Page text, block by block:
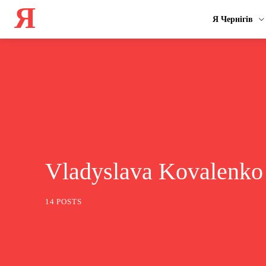
Я Я Чернігів
Vladyslava Kovalenko
14 POSTS